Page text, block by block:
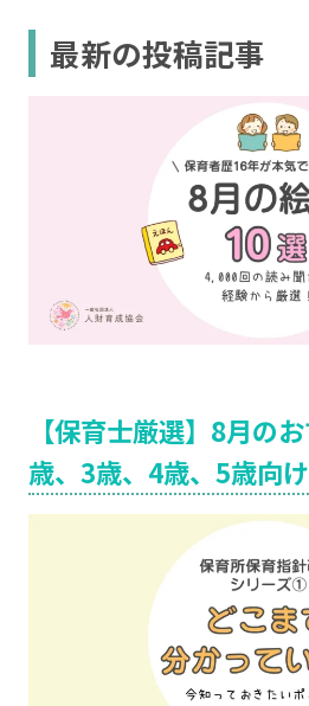
最新の投稿記事
【保育士厳選】8月の
歳、3歳、4歳、5歳向け